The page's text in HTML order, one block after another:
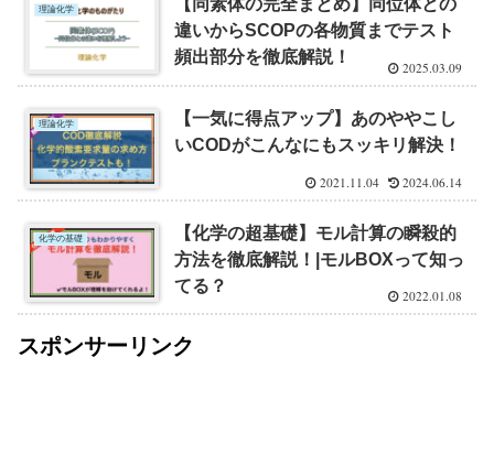
理論化学
【同素体の完全まとめ】同位体との
違いからSCOPの各物質までテスト
頻出部分を徹底解説！
2025.03.09
理論化学
【一気に得点アップ】あのややこし
いCODがこんなにもスッキリ解決！
2021.11.04 2024.06.14
化学の基礎
【化学の超基礎】モル計算の瞬殺的
方法を徹底解説！|モルBOXって知っ
てる？
2022.01.08
スポンサーリンク